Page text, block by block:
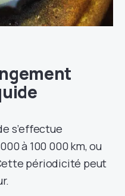
s’effectue
à 100 000 km, ou
périodicité peut